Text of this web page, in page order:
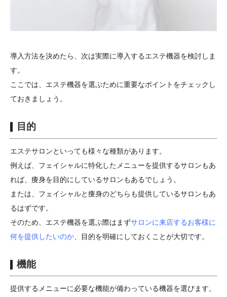
導入方法を決めたら、次は実際に導入するエステ機器を検討しま
す。
ここでは、エステ機器を選ぶために重要なポイントをチェックし
ておきましょう。
目的
エステサロンといっても様々な種類があります。
例えば、フェイシャルに特化したメニューを提供するサロンもあ
れば、痩身を目的にしているサロンもあるでしょう。
または、フェイシャルと痩身のどちらも提供しているサロンもあ
るはずです。
そのため、エステ機器を選ぶ際はまずサロンに来店するお客様に
何を提供したいのか 、目的を明確にしておくことが大切です。
機能
提供するメニューに必要な機能が備わっている機器を選びます。